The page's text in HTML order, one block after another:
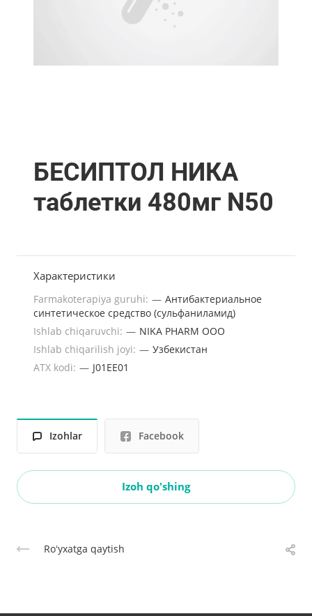
БЕСИПТОЛ НИКА
таблетки 480мг N50
Характеристики
Farmakoterapiya guruhi: — Антибактериальное
синтетическое средство (сульфаниламид)
Ishlab chiqaruvchi: — NIKA PHARM OOO
Ishlab chiqarilish joyi: — Узбекистан
ATX kodi: — J01EE01
Izohlar Facebook
Izoh qo'shing
Roʻyxatga qaytish